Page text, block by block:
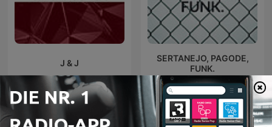
J & J
SERTANEJO, PAGODE,
FUNK.